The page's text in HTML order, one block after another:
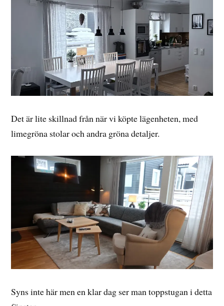
Det är lite skillnad från när vi köpte lägenheten, med
limegröna stolar och andra gröna detaljer.
Syns inte här men en klar dag ser man toppstugan i detta